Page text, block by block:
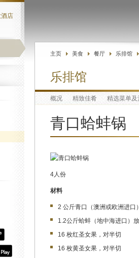
主页 美食 餐厅 乐排馆
乐排馆
概况 精致佳肴 精选菜单及
青口蛤蚌锅
4人份
材料
2 公斤青口（澳洲或欧洲进口
1.2公斤蛤蚌（地中海进口）
16 枚红圣女果，对半切
16 枚黄圣女果，对半切